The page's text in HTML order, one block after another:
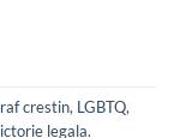
crestin, LGBTQ,
legala.